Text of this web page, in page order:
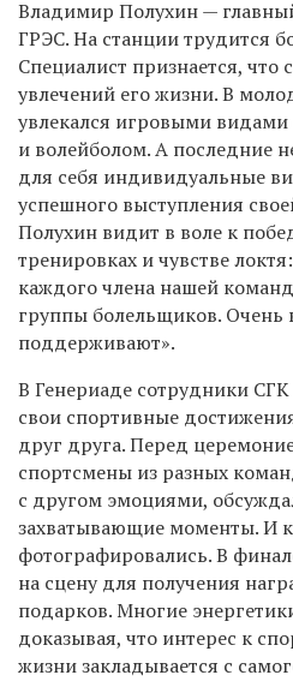
Владимир Полухин —
ГРЭС. На станции трудится
Специалист признается, что
увлечений его жизни. В
увлекался игровыми
и волейболом. А последние
для себя индивидуальные
успешного выступления
Полухин видит в воле к
тренировках и чувстве
каждого члена нашей
группы болельщиков. Очень
поддерживают».
В Генериаде сотрудники СГК
свои спортивные
друг друга. Перед
спортсмены из разных
с другом эмоциями,
захватывающие моменты. И
фотографировались. В
на сцену для получения
подарков. Многие
доказывая, что интерес к
жизни закладывается с